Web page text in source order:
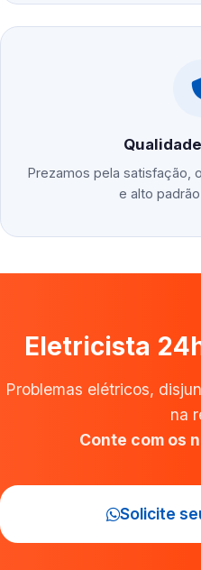
Prezamos pela satisfação,
e alto
Eletricista
Problemas elétricos,
na
Conte com os
Solicite